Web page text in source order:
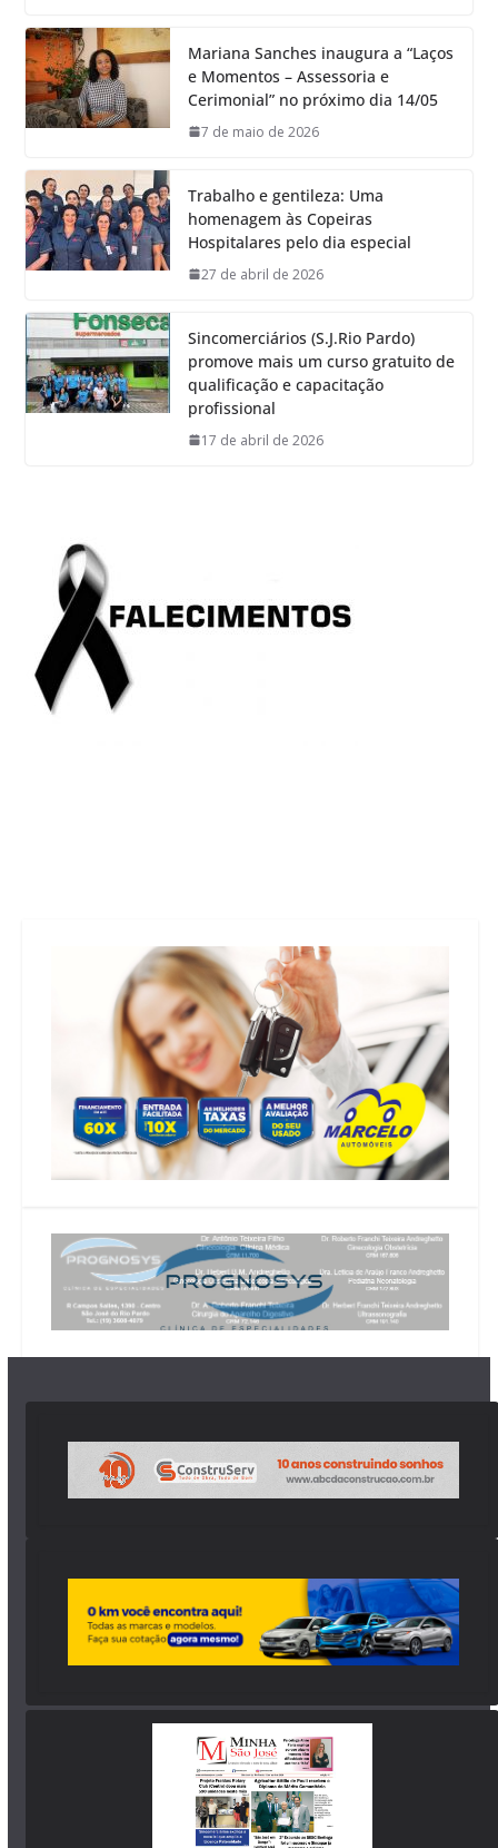
Mariana Sanches inaugura a “Laços
e Momentos – Assessoria e
Cerimonial” no próximo dia 14/05
7 de maio de 2026
Trabalho e gentileza: Uma
homenagem às Copeiras
Hospitalares pelo dia especial
27 de abril de 2026
Sincomerciários (S.J.Rio Pardo)
promove mais um curso gratuito de
qualificação e capacitação
profissional
17 de abril de 2026